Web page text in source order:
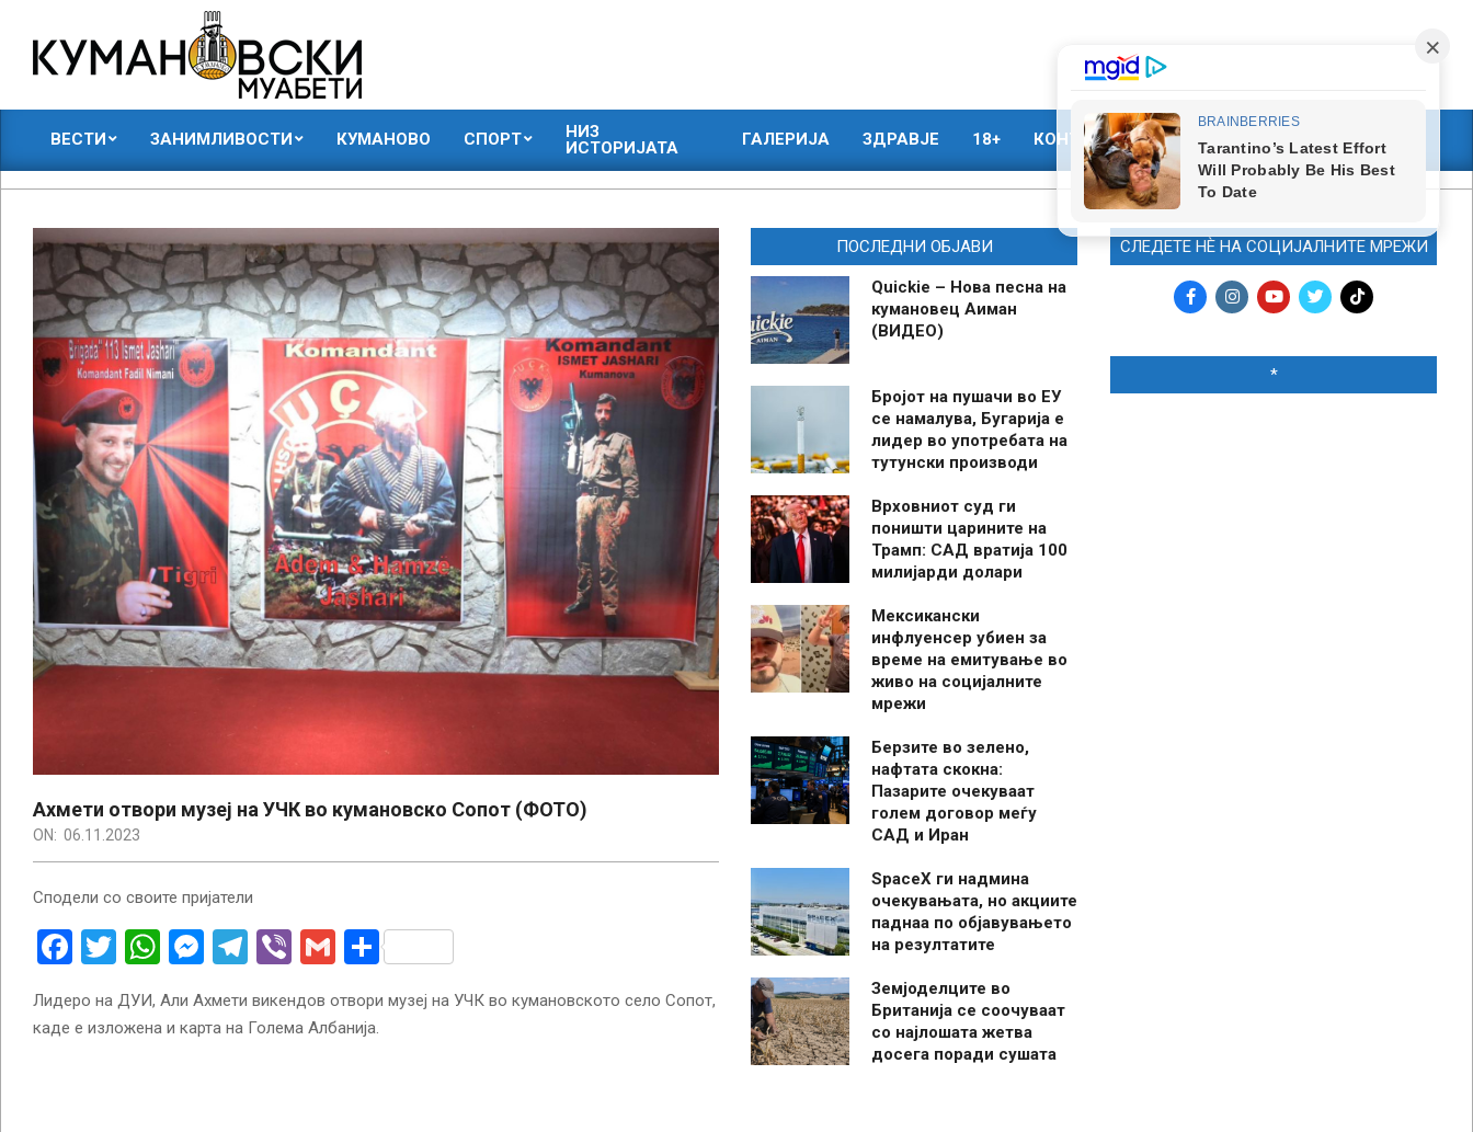
content
КУМАНОВСКИ
МУАБЕТИ
ВЕСТИ ЗАНИМЛИВОСТИ КУМАНОВО СПОРТ
НИЗ
ИСТОРИЈАТА
ГАЛЕРИЈА ЗДРАВЈЕ 18+ КОНТАКТ МАРКЕТИНГ
Ахмети отвори музеј на УЧК во кумановско Сопот (ФОТО)
ON: 06.11.2023
Сподели со своите пријатели
Facebook
Twitter
WhatsApp
Messenger
Telegram
ViberGmailShare
Лидеро на ДУИ, Али Ахмети викендов отвори музеј на УЧК во кумановското село Сопот,
каде е изложена и карта на Голема Албанија.
ПОСЛЕДНИ ОБЈАВИ
Quickie – Нова песна на
кумановец Аиман
(ВИДЕО)
Бројот на пушачи во ЕУ
се намалува, Бугарија е
лидер во употребата на
тутунски производи
Врховниот суд ги
поништи царините на
Трамп: САД вратија 100
милијарди долари
Мексикански
инфлуенсер убиен за
време на емитување во
живо на социјалните
мрежи
Берзите во зелено,
нафтата скокна:
Пазарите очекуваат
голем договор меѓу
САД и Иран
SpaceX ги надмина
очекувањата, но акциите
паднаа по објавувањето
на резултатите
Земјоделците во
Британија се соочуваат
со најлошата жетва
досега поради сушата
СЛЕДЕТЕ НЀ НА СОЦИЈАЛНИТЕ МРЕЖИ
*